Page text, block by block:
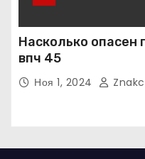
Насколько
впч 45
Ноя 1, 2024